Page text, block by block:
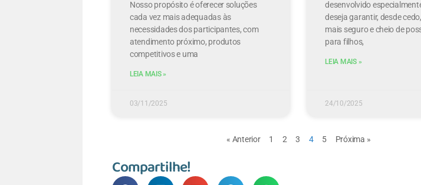
Nosso propósito é oferecer soluções
cada vez mais adequadas às
necessidades dos participantes, com
atendimento próximo, produtos
competitivos e uma
LEIA MAIS »
03/11/2025
desenvolvido
deseja garantir, desde
mais seguro e cheio de
para filhos,
LEIA MAIS »
24/10/2025
« Anterior 1 2 3 4 5 Próxima »
Compartilhe!